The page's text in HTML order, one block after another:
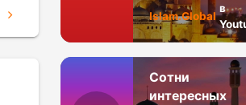
Islam.Global
в
Сотни
интересных